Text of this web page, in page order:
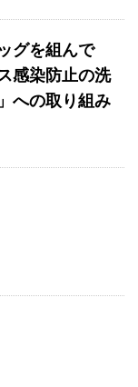
グを組んで
感染防止の洗
への取り組み